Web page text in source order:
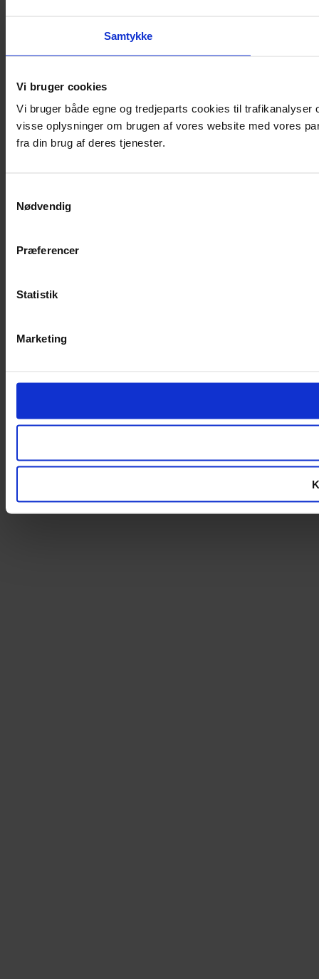
Samtykke
Vi bruger cookies
Vi bruger både egne og tredjeparts cookies til
visse oplysninger om brugen af vores website med vores
fra din brug af deres tjenester.
Nødvendig
Præferencer
Statistik
Marketing